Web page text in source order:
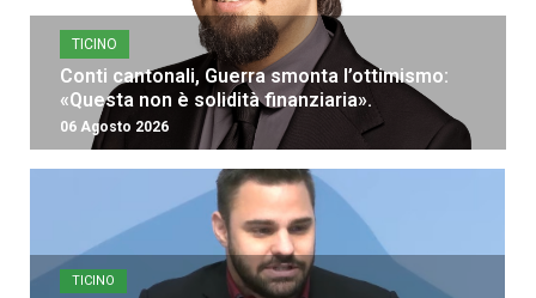
TICINO
Conti cantonali, Guerra smonta l’ottimismo:
«Questa non è solidità finanziaria».
06 Agosto 2026
TICINO